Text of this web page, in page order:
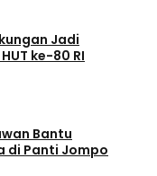
Jadi
ke-80 RI
Bantu
di Panti Jompo